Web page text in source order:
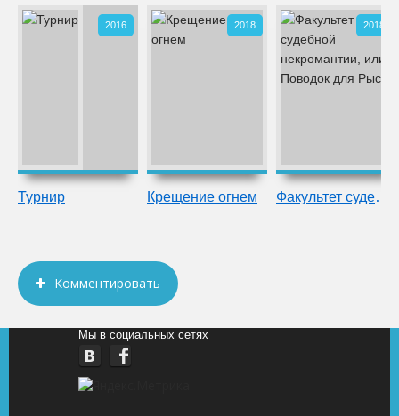
2016
Турнир
2018
Крещение огнем
2018
Факультет судебной некромантии, или
Комментировать
Мы в социальных сетях